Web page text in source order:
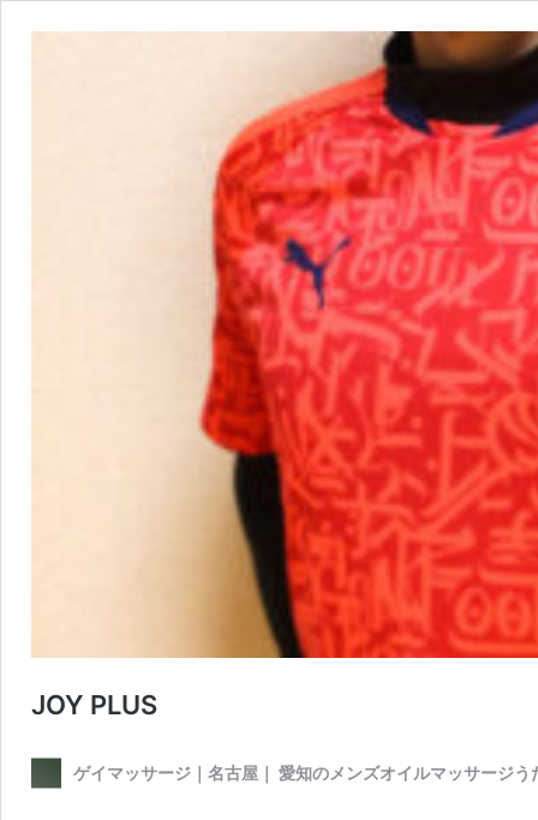
JOY PLUS
ゲイマッサージ｜名古屋｜ 愛知のメンズオイルマッサージう